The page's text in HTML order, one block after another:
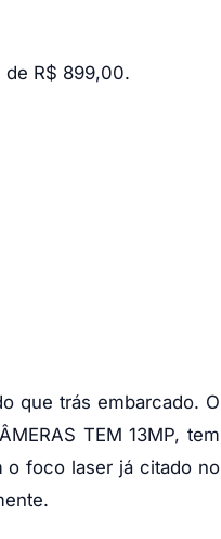
de R$ 899,00.
que trás embarcado. O
TEM 13MP, tem
o foco laser já citado no